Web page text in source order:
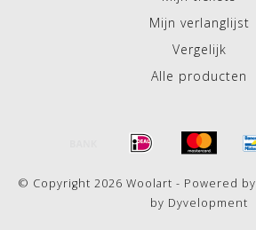
Mijn verlanglijst
Vergelijk
Alle producten
© Copyright 2026 Woolart - Powered by
by Dyvelopment